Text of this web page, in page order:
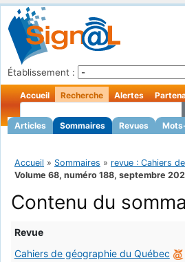
Établissement :
Accueil Recherche
Articles Sommaires Revues
Alertes
Accueil » Sommaires » revue : Cahiers
Volume 68, numéro 188, septembre
Contenu du
Revue
Cahiers de géographie du Québec